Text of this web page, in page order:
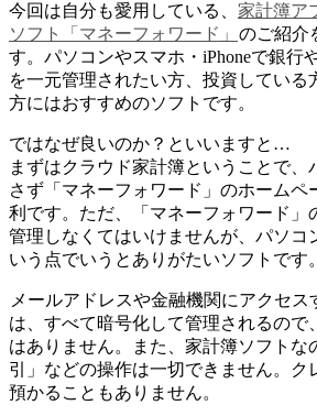
今回は自分も愛用している、 家計簿ア
ソフト「マネーフォワード」 のご紹介
す。パソコンやスマホ・iPhoneで銀行
を一元管理されたい方、投資している
方にはおすすめのソフトです。
ではなぜ良いのか？といいますと…
まずはクラウド家計簿ということで、
さず「マネーフォワード」のホームペ
利です。ただ、「マネーフォワード」
管理しなくてはいけませんが、パソコ
いう点でいうとありがたいソフトです。
メールアドレスや金融機関にアクセス
は、すべて暗号化して管理されるので
はありません。また、家計簿ソフトな
引」などの操作は一切できません。ク
預かることもありません。